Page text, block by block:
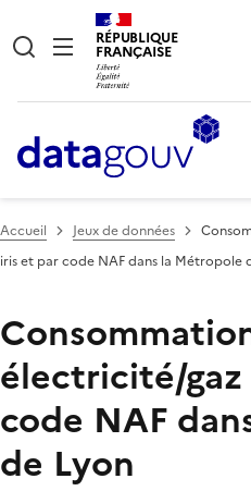
RÉPUBLIQUE
FRANÇAISE
Accueil Jeux de données
iris et par code NAF dans la Métropole
électricité/
code NAF
de Lyon